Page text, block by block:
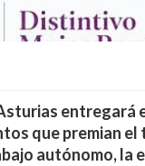
entregará
que premian
autónomo, la